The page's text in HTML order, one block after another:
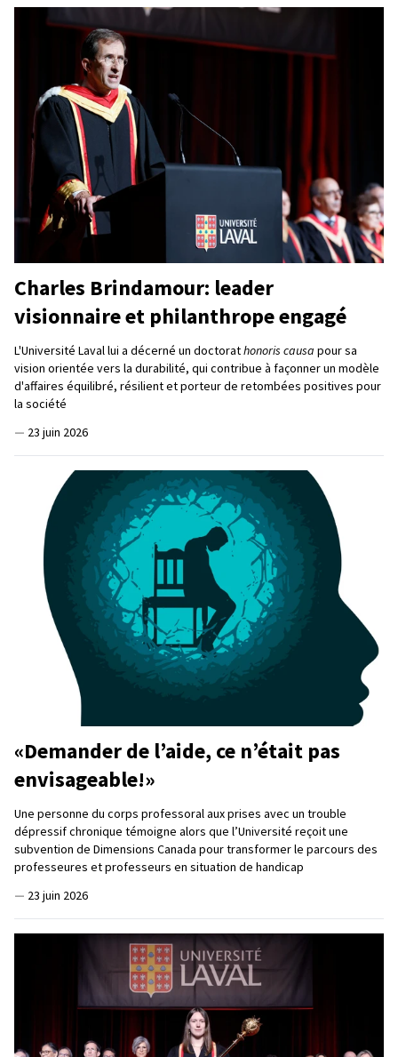
Charles Brindamour: leader
visionnaire et philanthrope engagé
L'Université Laval lui a décerné un doctorathonoris causa pour sa
vision orientée vers la durabilité, qui contribue à façonner un modèle
d'affaires équilibré, résilient et porteur de retombées positives pour
la société
— 23 juin 2026
«Demander de l’aide, ce n’était pas
envisageable!»
Une personne du corps professoral aux prises avec un trouble
dépressif chronique témoigne alors que l’Université reçoit une
subvention de Dimensions Canada pour transformer le parcours des
professeures et professeurs en situation de handicap
— 23 juin 2026